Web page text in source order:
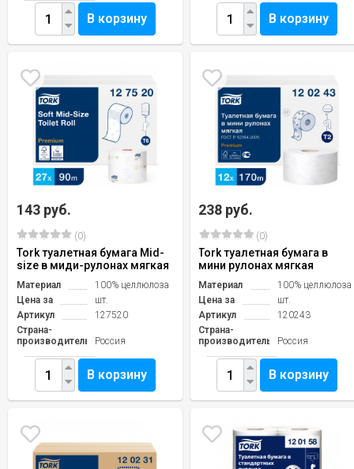
В корзину В корзину
143 руб.
(0)
Tork туалетная бумага Mid-
size в миди-рулонах мягкая
Материал
100% целлюлоза
Цена за
шт.
Артикул
127520
Страна-
производитель
Россия
В корзину
238 руб.
(0)
Tork туалетная бумага в
мини рулонах мягкая
Материал
100% целлюлоза
Цена за
шт.
Артикул
120243
Страна-
производитель
Россия
В корзину